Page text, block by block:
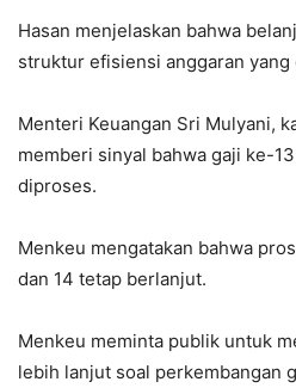
Hasan menjelaskan bahwa
struktur efisiensi anggaran
Menteri Keuangan Sri Mulyani,
memberi sinyal bahwa gaji ke-
diproses.
Menkeu mengatakan bahwa
dan 14 tetap berlanjut.
Menkeu meminta publik untuk
lebih lanjut soal perkembangan